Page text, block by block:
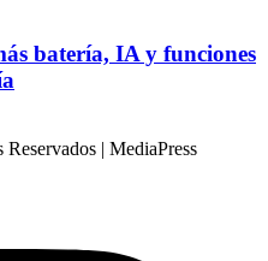
batería, IA y funciones
| MediaPress